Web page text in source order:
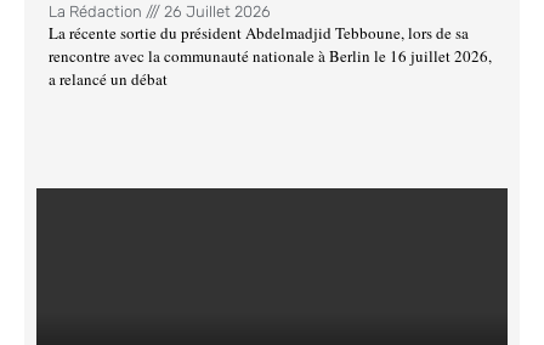
La Rédaction 26 Juillet 2026
La récente sortie du président Abdelmadjid Tebboune, lors de sa
rencontre avec la communauté nationale à Berlin le 16 juillet 2026,
a relancé un débat